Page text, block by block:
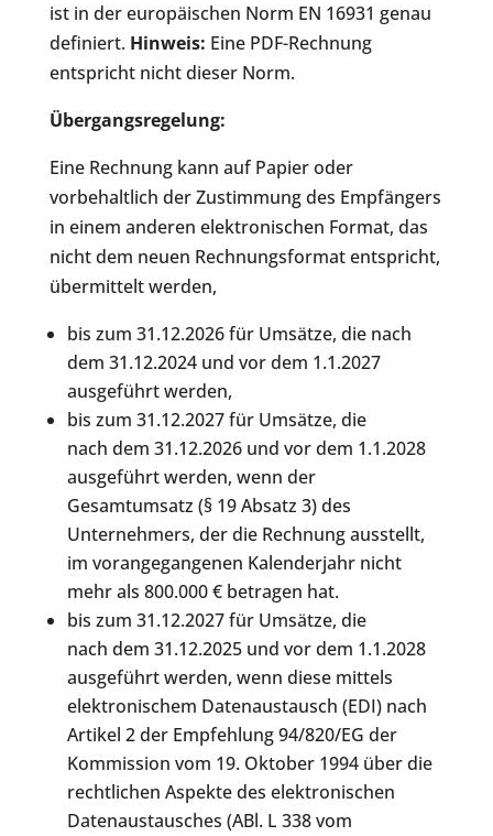
ist in der europäischen Norm EN 16931 genau
definiert. Hinweis: Eine PDF-Rechnung
entspricht nicht dieser Norm.
Übergangsregelung:
Eine Rechnung kann auf Papier oder
vorbehaltlich der Zustimmung des Empfängers
in einem anderen elektronischen Format, das
nicht dem neuen Rechnungsformat entspricht,
übermittelt werden,
bis zum 31.12.2026 für Umsätze, die nach
dem 31.12.2024 und vor dem 1.1.2027
ausgeführt werden,
bis zum 31.12.2027 für Umsätze, die
nach dem 31.12.2026 und vor dem 1.1.2028
ausgeführt werden, wenn der
Gesamtumsatz (§ 19 Absatz 3) des
Unternehmers, der die Rechnung ausstellt,
im vorangegangenen Kalenderjahr nicht
mehr als 800.000 € betragen hat.
bis zum 31.12.2027 für Umsätze, die
nach dem 31.12.2025 und vor dem 1.1.2028
ausgeführt werden, wenn diese mittels
elektronischem Datenaustausch (EDI) nach
Artikel 2 der Empfehlung 94/820/EG der
Kommission vom 19. Oktober 1994 über die
rechtlichen Aspekte des elektronischen
Datenaustausches (ABl. L 338 vom